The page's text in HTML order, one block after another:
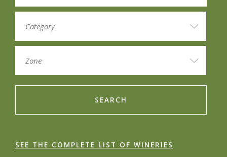
SEARCH
SEE THE COMPLETE LIST OF WINERIES